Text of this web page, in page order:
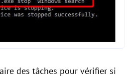
des tâches pour vérifier si